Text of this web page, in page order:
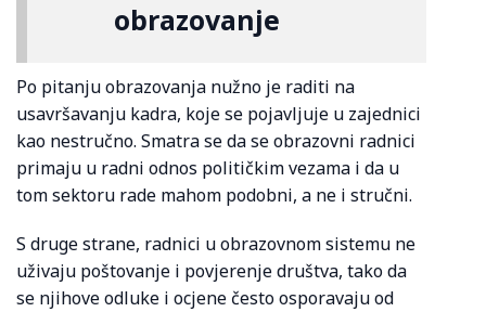
obrazovanje
Po pitanju obrazovanja nužno je raditi na
usavršavanju kadra, koje se pojavljuje u zajednici
kao nestručno. Smatra se da se obrazovni radnici
primaju u radni odnos političkim vezama i da u
tom sektoru rade mahom podobni, a ne i stručni.
S druge strane, radnici u obrazovnom sistemu ne
uživaju poštovanje i povjerenje društva, tako da
se njihove odluke i ocjene često osporavaju od